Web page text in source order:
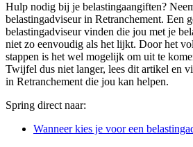
Hulp nodig bij je belastingaangiften?
belastingadviseur in Retranchement. Een
belastingadviseur vinden die jou met je
niet zo eenvoudig als het lijkt. Door het
stappen is het wel mogelijk om uit te
Twijfel dus niet langer, lees dit artikel en
in Retranchement die jou kan helpen.
Spring direct naar:
Wanneer kies je voor een